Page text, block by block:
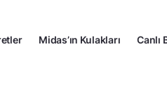
Midas’ın Kulakları Canlı